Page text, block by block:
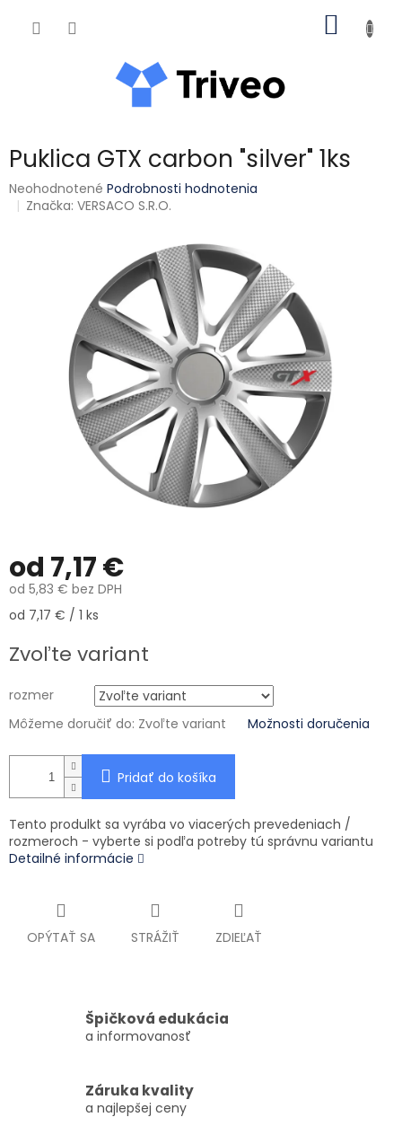
Puklica GTX carbon "silver" 1ks
Priemerné hodnotenie produktu je 0,0 z 5 hviezdičiek.
Neohodnotené Podrobnosti hodnotenia
Značka:VERSACO S.R.O.
od 7,17 €
od 5,83 € bez DPH
Jednotková cena:
od 7,17 € / 1 ks
Zvoľte variant
rozmer
Môžeme doručiť do: Zvoľte variant Možnosti doručenia
Pridať do košíka
Tento produlkt sa vyrába vo viacerých prevedeniach /
rozmeroch - vyberte si podľa potreby tú správnu variantu
Detailné informácie
OPÝTAŤ SA STRÁŽIŤ ZDIEĽAŤ
Špičková edukácia
a informovanosť
Záruka kvality
a najlepšej ceny